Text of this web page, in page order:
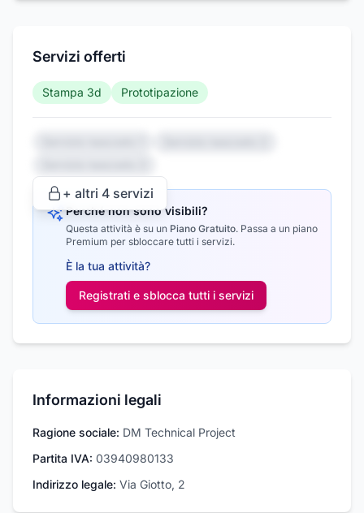
Servizi offerti
Stampa 3d Prototipazione
+ altri 4 servizi
Perché non sono visibili?
Questa attività è su un Piano Gratuito. Passa a un piano
Premium per sbloccare tutti i servizi.
È la tua attività?
Registrati e sblocca tutti i servizi
Informazioni legali
Ragione sociale: DM Technical Project
Partita IVA: 03940980133
Indirizzo legale: Via Giotto, 2